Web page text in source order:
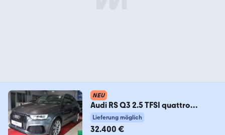
NEU
Audi RS Q3 2.5 TFSI quattro
performance PANORAMA*KAME
Lieferung möglich
32.400 €